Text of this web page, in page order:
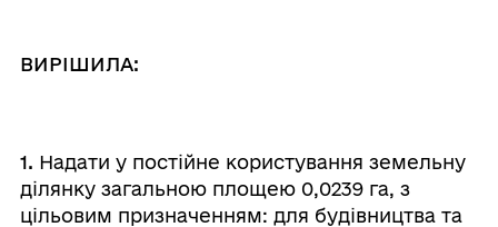
ВИРІШИЛА:
1. Надати у постійне користування земельну
ділянку загальною площею 0,0239 га, з
цільовим призначенням: для будівництва та